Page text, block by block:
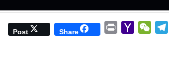
Messenger
Telegram
WeChat
Yahoo
Print
Share
Post